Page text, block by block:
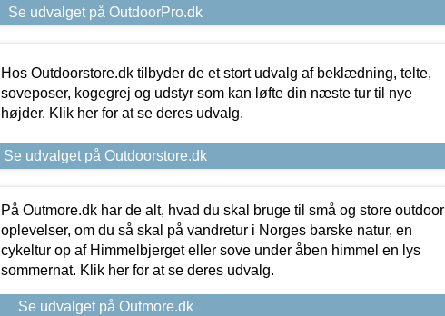
Se udvalget på OutdoorPro.dk
Hos Outdoorstore.dk tilbyder de et stort udvalg af beklædning, telte,
soveposer, kogegrej og udstyr som kan løfte din næste tur til nye
højder. Klik her for at se deres udvalg.
Se udvalget på Outdoorstore.dk
På Outmore.dk har de alt, hvad du skal bruge til små og store outdoor
oplevelser, om du så skal på vandretur i Norges barske natur, en
cykeltur op af Himmelbjerget eller sove under åben himmel en lys
sommernat. Klik her for at se deres udvalg.
Se udvalget på Outmore.dk